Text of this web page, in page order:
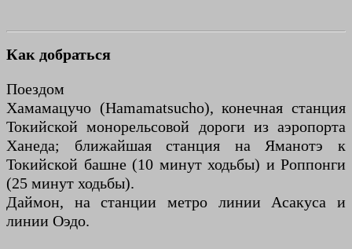
Как добраться
Поездом
Хамамацучо (Hamamatsucho), конечная станция
Токийской монорельсовой дороги из аэропорта
Ханеда; ближайшая станция на Яманотэ к
Токийской башне (10 минут ходьбы) и Роппонги
(25 минут ходьбы).
Даймон, на станции метро линии Асакуса и
линии Оэдо.